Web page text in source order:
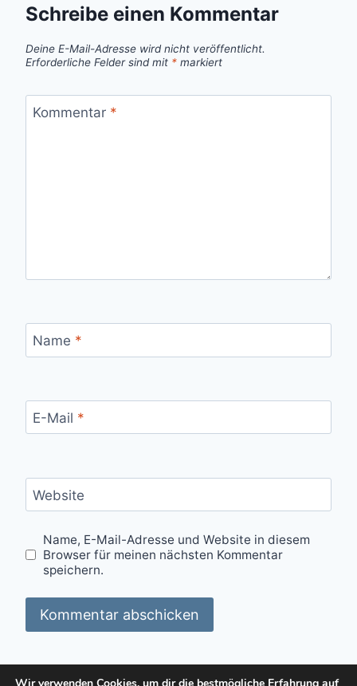
Schreibe einen Kommentar
Deine E-Mail-Adresse wird nicht veröffentlicht.
Erforderliche Felder sind mit * markiert
Kommentar *
Name *
E-Mail *
Website
Name, E-Mail-Adresse und Website in diesem
Browser für meinen nächsten Kommentar
speichern.
Alternative: